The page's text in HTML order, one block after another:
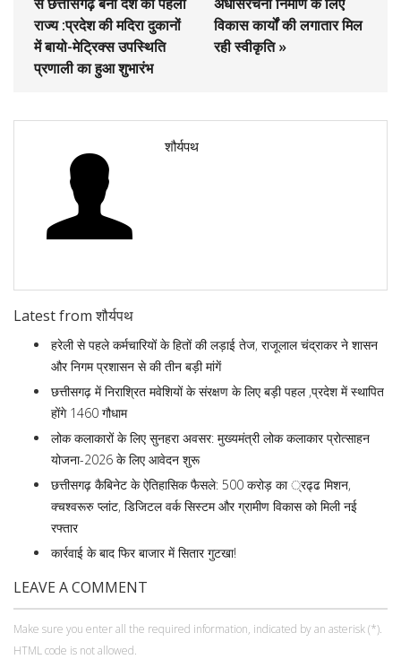
राज्य :प्रदेश की मदिरा दुकानों
में बायो-मेट्रिक्स उपस्थिति
प्रणाली का हुआ शुभारंभ
विकास कार्यों की लगातार मिल
रही स्वीकृति »
शौर्यपथ
Latest from शौर्यपथ
हरेली से पहले कर्मचारियों के हितों की लड़ाई तेज, राजूलाल चंद्राकर ने शासन
और निगम प्रशासन से की तीन बड़ी मांगें
छत्तीसगढ़ में निराश्रित मवेशियों के संरक्षण के लिए बड़ी पहल ,प्रदेश में स्थापित
होंगे 1460 गौधाम
लोक कलाकारों के लिए सुनहरा अवसर: मुख्यमंत्री लोक कलाकार प्रोत्साहन
योजना-2026 के लिए आवेदन शुरू
छत्तीसगढ़ कैबिनेट के ऐतिहासिक फैसले: 500 करोड़ का ्रढ्ढ मिशन,
क्चश्वरूरु प्लांट, डिजिटल वर्क सिस्टम और ग्रामीण विकास को मिली नई
रफ्तार
कार्रवाई के बाद फिर बाजार में सितार गुटखा!
LEAVE A COMMENT
Make sure you enter all the required information, indicated by an asterisk (*).
HTML code is not allowed.